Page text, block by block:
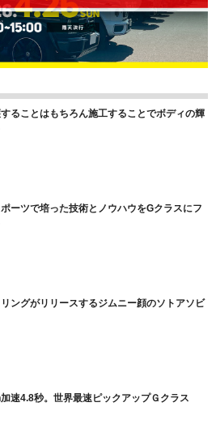
ることはもちろん施工することでボディの輝
ーツで培った技術とノウハウをGクラスにフ
ングがリリースするジムニー顔のソトアソビ
速4.8秒。世界最速ピックアップＧクラス